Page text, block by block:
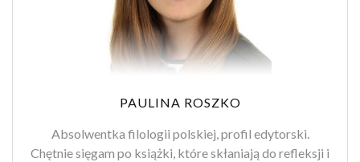
PAULINA ROSZKO
Absolwentka filologii polskiej, profil edytorski.
Chętnie sięgam po książki, które skłaniają do refleksji i